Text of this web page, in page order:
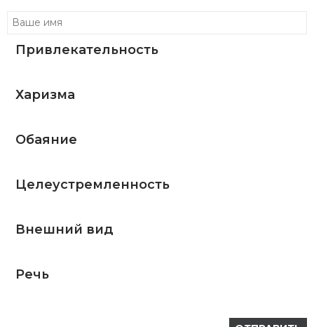
Привлекательность
Харизма
Обаяние
Целеустремленность
Внешний вид
Речь